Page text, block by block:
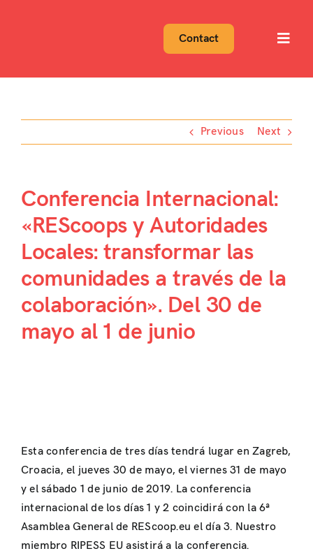
Contact
Previous Next
Conferencia Internacional:
«REScoops y Autoridades
Locales: transformar las
comunidades a través de la
colaboración». Del 30 de
mayo al 1 de junio
Esta conferencia de tres días tendrá lugar en Zagreb,
Croacia, el jueves 30 de mayo, el viernes 31 de mayo
y el sábado 1 de junio de 2019. La conferencia
internacional de los días 1 y 2 coincidirá con la 6ª
Asamblea General de REScoop.eu el día 3. Nuestro
miembro RIPESS EU asistirá a la conferencia.